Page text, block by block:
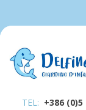
TEL: +386 (0)5